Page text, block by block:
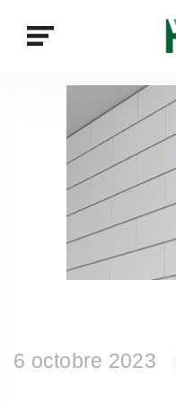
recherche
6 octobre 2023